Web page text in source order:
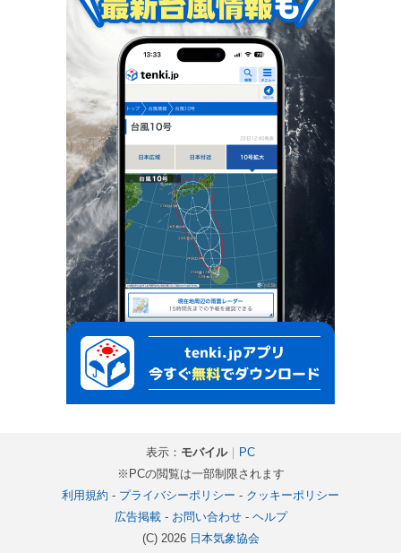
表示： モバイル｜ PC
※PCの閲覧は一部制限されます
利用規約 - プライバシーポリシー - クッキーポリシー
広告掲載- お問い合わせ- ヘルプ
(C) 2026 日本気象協会